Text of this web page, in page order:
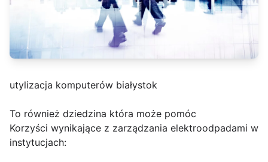
utylizacja komputerów białystok
To również dziedzina która może pomóc
Korzyści wynikające z zarządzania elektroodpadami w
instytucjach: